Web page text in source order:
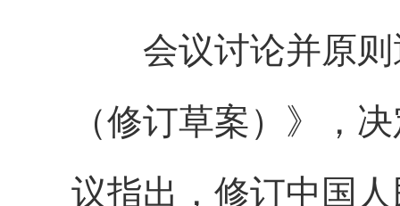
会议讨论并原则
（修订草案）》，
议指出，修订中国